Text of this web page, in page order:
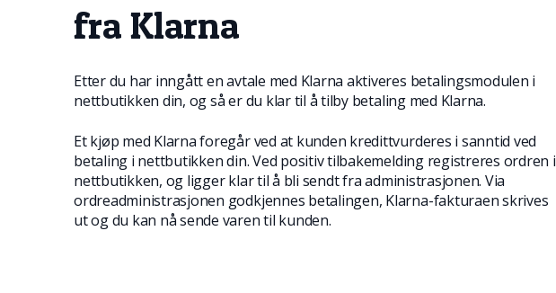
fra Klarna
Etter du har inngått en avtale med Klarna aktiveres betalingsmodulen i
nettbutikken din, og så er du klar til å tilby betaling med Klarna.
Et kjøp med Klarna foregår ved at kunden kredittvurderes i sanntid ved
betaling i nettbutikken din. Ved positiv tilbakemelding registreres ordren i
nettbutikken, og ligger klar til å bli sendt fra administrasjonen. Via
ordreadministrasjonen godkjennes betalingen, Klarna-fakturaen skrives
ut og du kan nå sende varen til kunden.